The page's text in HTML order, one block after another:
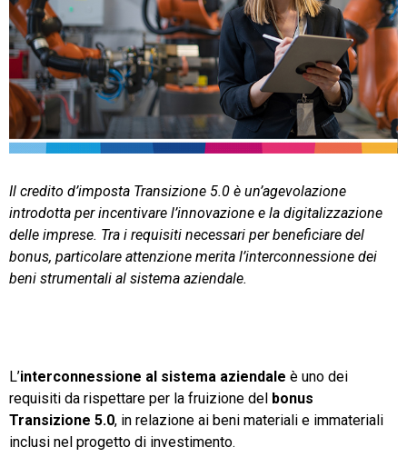
HR
Trust Services
TeamSystem Corporate
Il credito d’imposta Transizione 5.0 è un’agevolazione
introdotta per incentivare l’innovazione e la digitalizzazione
delle imprese. Tra i requisiti necessari per beneficiare del
bonus, particolare attenzione merita l’interconnessione dei
beni strumentali al sistema aziendale.
L’interconnessione al sistema aziendale è uno dei
requisiti da rispettare per la fruizione del bonus
Transizione 5.0, in relazione ai beni materiali e immateriali
inclusi nel progetto di investimento.